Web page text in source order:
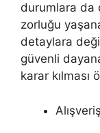
durumlara da
zorluğu
detaylara
güvenli
karar kılması